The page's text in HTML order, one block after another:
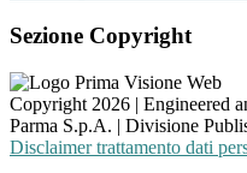
Sezione Copyright
Copyright 2026 | Engineered
Parma S.p.A. | Divisione
Disclaimer trattamento dati